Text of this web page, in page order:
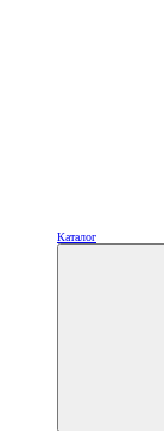
Каталог